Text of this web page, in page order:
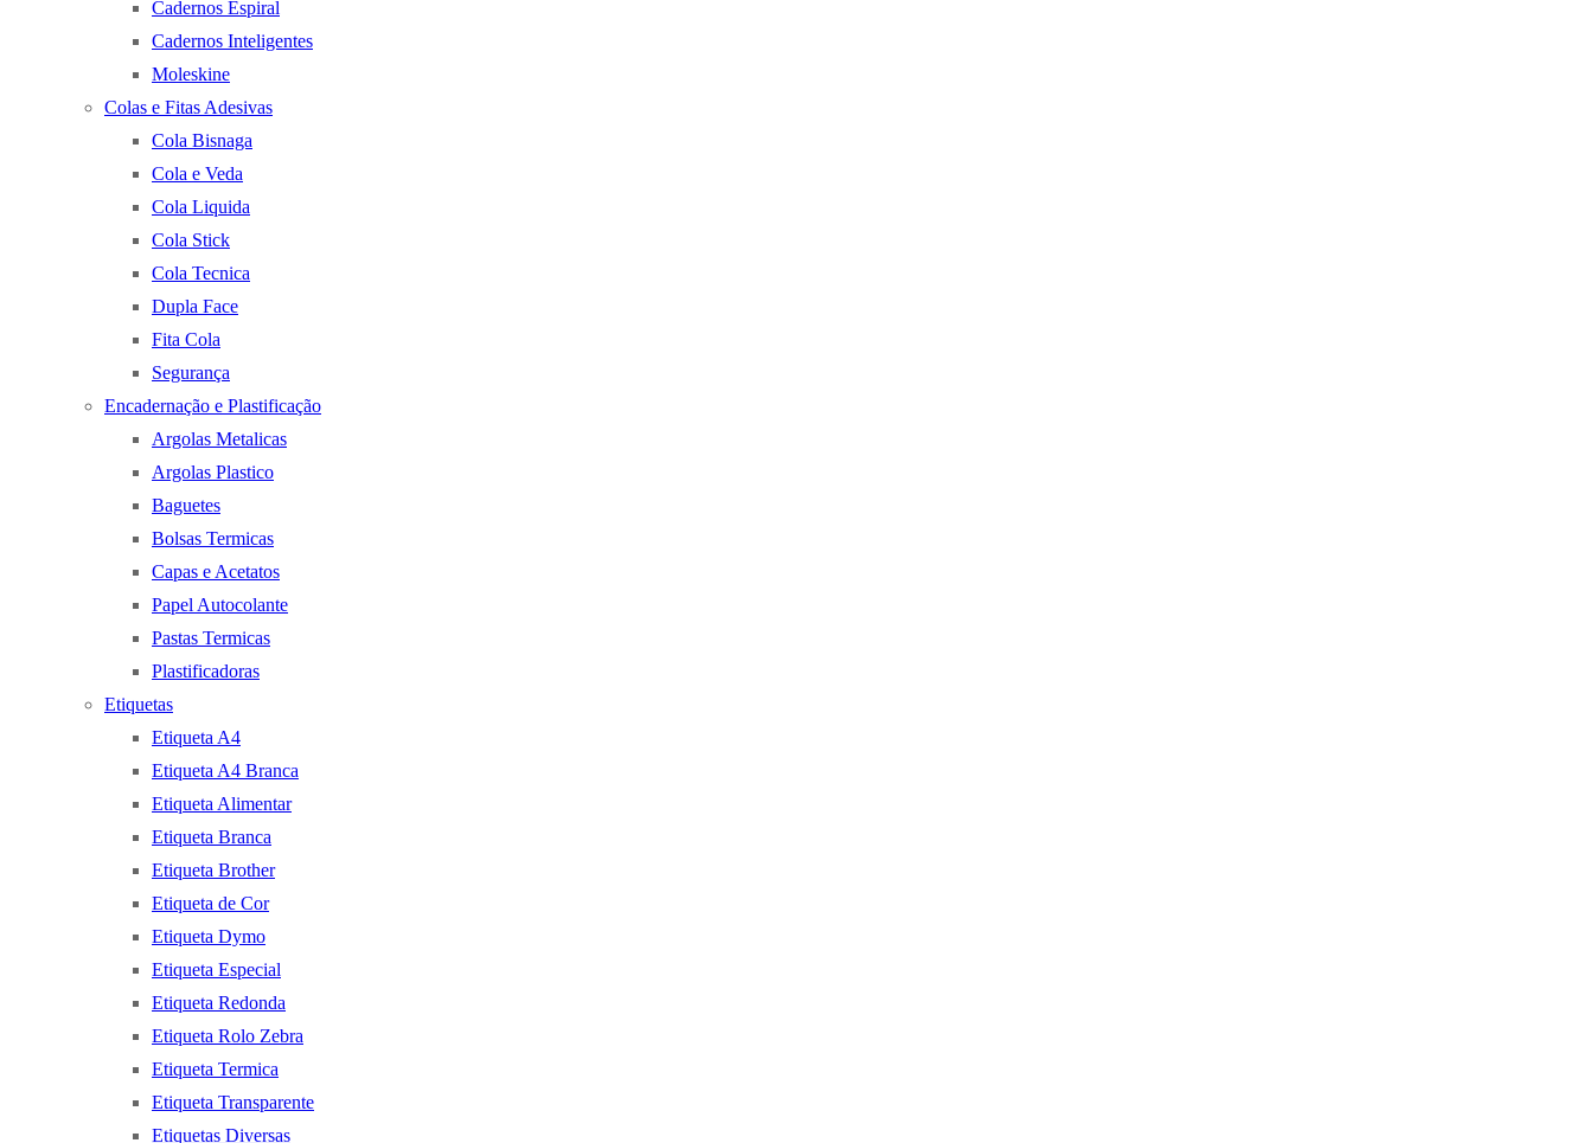
Cadernos Espiral
Cadernos Inteligentes
Moleskine
Colas e Fitas Adesivas
Cola Bisnaga
Cola e Veda
Cola Liquida
Cola Stick
Cola Tecnica
Dupla Face
Fita Cola
Segurança
Encadernação e Plastificação
Argolas Metalicas
Argolas Plastico
Baguetes
Bolsas Termicas
Capas e Acetatos
Papel Autocolante
Pastas Termicas
Plastificadoras
Etiquetas
Etiqueta A4
Etiqueta A4 Branca
Etiqueta Alimentar
Etiqueta Branca
Etiqueta Brother
Etiqueta de Cor
Etiqueta Dymo
Etiqueta Especial
Etiqueta Redonda
Etiqueta Rolo Zebra
Etiqueta Termica
Etiqueta Transparente
Etiquetas Diversas